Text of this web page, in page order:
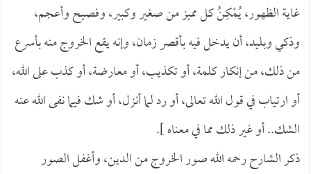
غاية الظهور، يُمْكِنُ كل مميز من صغير وكبير، وفصيح وأعجم،
وذكي وبليد، أن يدخل فيه بأقصر زمان، وإنه يقع الخروج منه بأسرع
من ذلك، من إنكار كلمة، أو تكذيب، أو معارضة، أو كذب على الله،
أو ارتياب في قول الله تعالى، أو رد لما أنزل، أو شك فيما نفى الله عنه
الشك.. أو غير ذلك مما في معناه ].
ذكر الشارح رحمه الله صور الخروج من الدين، وأغفل الصور